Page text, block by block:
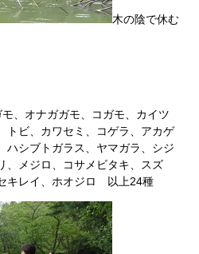
木の陰で休む
、オナガガモ、コガモ、カイツ
トビ、カワセミ、コゲラ、アカゲ
ハシブトガラス、ヤマガラ、シジ
、メジロ、コサメビタキ、スズ
キレイ、ホオジロ 以上24種